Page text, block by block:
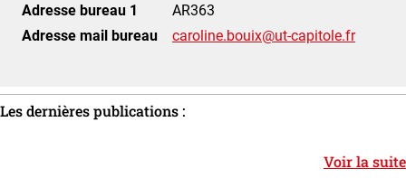
Adresse bureau 1
AR363
Adresse mail bureau
caroline.bouix@ut-capitole.fr
Les dernières publications :
Voir la suite